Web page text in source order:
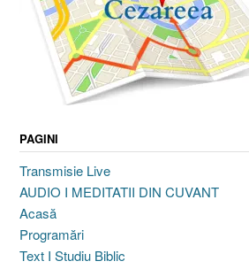
PAGINI
Transmisie Live
AUDIO I MEDITATII DIN CUVANT
Acasă
Programări
Text I Studiu Biblic